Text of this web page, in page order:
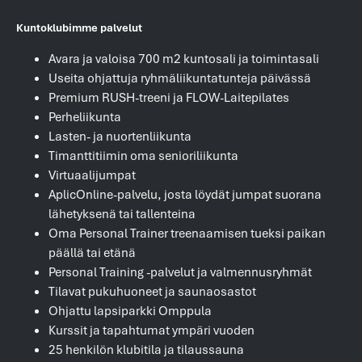
Kuntoklubimme palvelut
Avara ja valoisa 700 m2 kuntosali ja toimintasali
Useita ohjattuja ryhmäliikuntatunteja päivässä
Premium RUSH-treeni ja FLOW-Laitepilates
Perheliikunta
Lasten- ja nuortenliikunta
Timanttitiimin oma senioriliikunta
Virtuaalijumpat
AplicOnline-palvelu, josta löydät jumpat suorana
lähetyksenä tai tallenteina
Oma Personal Trainer treenaamisen tueksi paikan
päällä tai etänä
Personal Training -palvelut ja valmennusryhmät
Tilavat pukuhuoneet ja saunaosastot
Ohjattu lapsiparkki Omppula
Kurssit ja tapahtumat ympäri vuoden
25 henkilön klubitila ja tilaussauna